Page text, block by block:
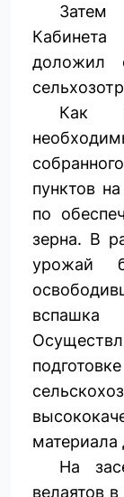
Затем
доложил
Как
пунктов
по
зерна. В
урожай
материала
На
велаятов